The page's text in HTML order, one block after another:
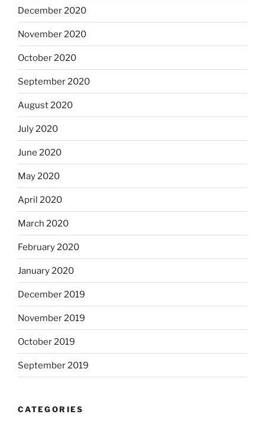
December 2020
November 2020
October 2020
September 2020
August 2020
July 2020
June 2020
May 2020
April 2020
March 2020
February 2020
January 2020
December 2019
November 2019
October 2019
September 2019
CATEGORIES